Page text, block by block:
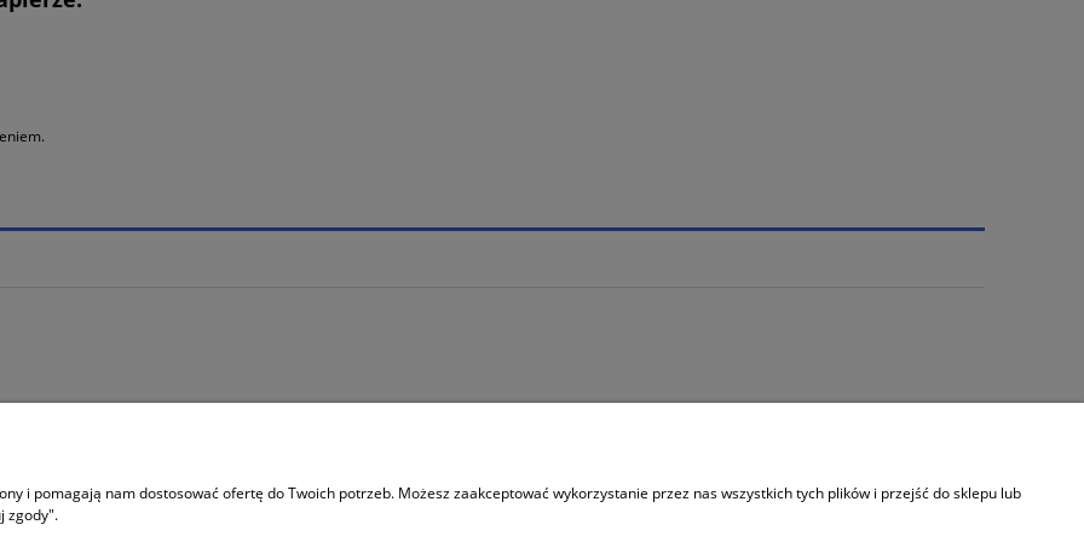
sklepu
i pomagają nam dostosować ofertę do Twoich potrzeb. Możesz zaakceptować wykorzystanie przez nas wszystkich tych plików i przejść do sklepu lub
zgody".